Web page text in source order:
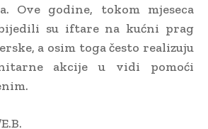
Ove godine, tokom mjeseca
su iftare na kućni prag
a osim toga često realizuju
akcije u vidi pomoći